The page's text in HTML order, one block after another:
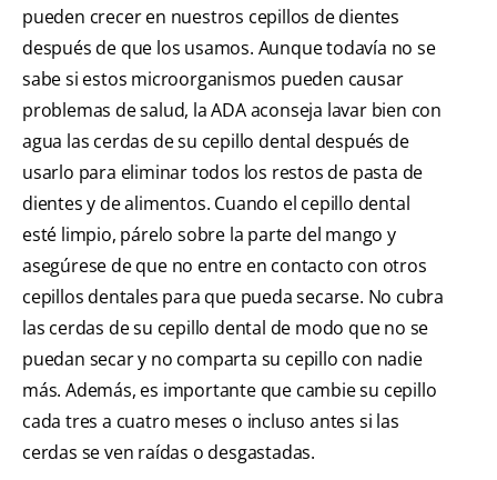
pueden crecer en nuestros cepillos de dientes
después de que los usamos. Aunque todavía no se
sabe si estos microorganismos pueden causar
problemas de salud, la ADA aconseja lavar bien con
agua las cerdas de su cepillo dental después de
usarlo para eliminar todos los restos de pasta de
dientes y de alimentos. Cuando el cepillo dental
esté limpio, párelo sobre la parte del mango y
asegúrese de que no entre en contacto con otros
cepillos dentales para que pueda secarse. No cubra
las cerdas de su cepillo dental de modo que no se
puedan secar y no comparta su cepillo con nadie
más. Además, es importante que cambie su cepillo
cada tres a cuatro meses o incluso antes si las
cerdas se ven raídas o desgastadas.